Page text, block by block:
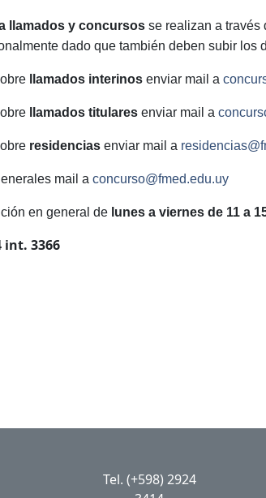
llamados y concursosse realizan a través
dado que también deben subir los
llamados interinosenviar mail a
llamados titularesenviar mail a
residenciasenviar mail a
mail a concurso@fmed.edu.uy
en general de lunes a viernes de 11 a
int. 3366
Tel. (+598) 2924